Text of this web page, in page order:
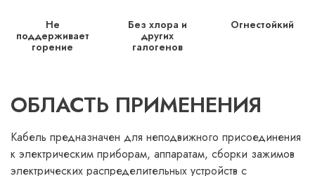
Не
поддерживает
горение
Без хлора и
других
галогенов
Огнестойкий
ОБЛАСТЬ ПРИМЕНЕНИЯ
Кабель предназначен для неподвижного присоединения
к электрическим приборам, аппаратам, сборки зажимов
электрических распределительных устройств с